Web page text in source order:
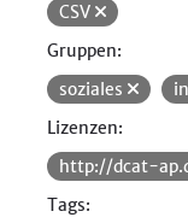
CSV
Gruppen:
soziales
Lizenzen:
http://dcat-
Tags: